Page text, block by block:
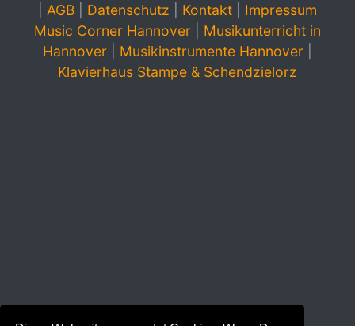
AGB Datenschutz Kontakt
Impressum
Music Corner Hannover
Musikunterricht in
Hannover
Musikinstrumente Hannover
Klavierhaus Stampe & Schendzielorz